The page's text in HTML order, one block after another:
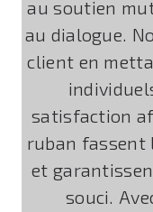
au soutien
au dialogue.
client en
satisfaction
ruban fassent
et
souci.